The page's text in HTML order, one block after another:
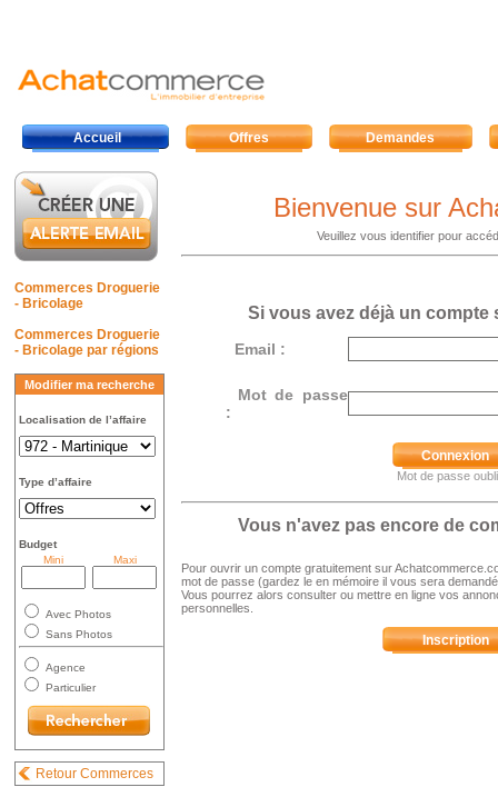
Accueil Offres Demandes
Commerces Droguerie
- Bricolage
Commerces Droguerie
- Bricolage par régions
Modifier ma recherche
Localisation de l’affaire
Type d’affaire
Budget
Mini
Maxi
Avec Photos
Sans Photos
Agence
Particulier
Retour Commerces
Bienvenue sur
Veuillez vous identifier pour
Si vous avez déjà un compte
Email :
Mot de passe
:
Connexion
Mot de passe
Vous n'avez pas encore de
Pour ouvrir un compte gratuitement sur
mot de passe (gardez le en mémoire il vous sera
Vous pourrez alors consulter ou mettre en ligne vos
personnelles.
Inscription